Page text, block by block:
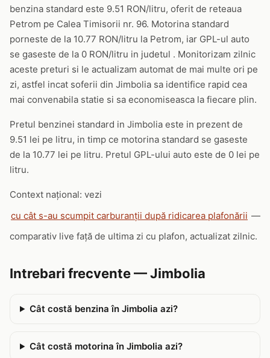
benzina standard este 9.51 RON/litru, oferit de reteaua
Petrom pe Calea Timisorii nr. 96. Motorina standard
porneste de la 10.77 RON/litru la Petrom, iar GPL-ul auto
se gaseste de la 0 RON/litru in judetul . Monitorizam zilnic
aceste preturi si le actualizam automat de mai multe ori pe
zi, astfel incat soferii din Jimbolia sa identifice rapid cea
mai convenabila statie si sa economiseasca la fiecare plin.
Pretul benzinei standard in Jimbolia este in prezent de
9.51 lei pe litru, in timp ce motorina standard se gaseste
de la 10.77 lei pe litru. Pretul GPL-ului auto este de 0 lei pe
litru.
Context național: vezi
cu cât s-au scumpit carburanții după ridicarea plafonării —
comparativ live față de ultima zi cu plafon, actualizat zilnic.
Intrebari frecvente — Jimbolia
Cât costă benzina în Jimbolia azi?
Cât costă motorina în Jimbolia azi?